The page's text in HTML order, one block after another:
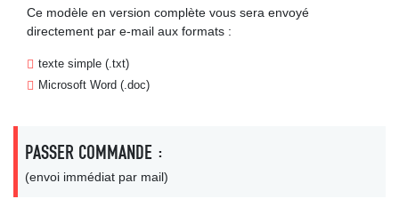
Ce modèle en version complète vous sera envoyé
directement par e-mail aux formats :
texte simple (.txt)
Microsoft Word (.doc)
PASSER COMMANDE :
(envoi immédiat par mail)